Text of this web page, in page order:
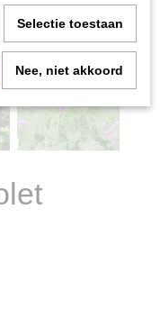
Selectie toestaan
Nee, niet akkoord